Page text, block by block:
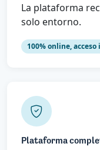
La plataforma
solo entorno.
100% online,
Plataforma